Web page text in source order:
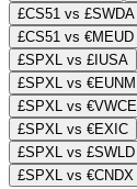
£CS51 vs £SWDA
£CS51 vs €MEUD
£SPXL vs £IUSA
£SPXL vs €EUNM
£SPXL vs €VWCE
£SPXL vs €EXIC
£SPXL vs £SWLD
£SPXL vs €CNDX